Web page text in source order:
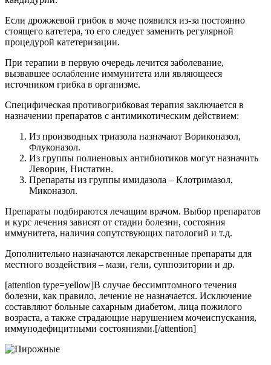
Если дрожжевой грибок в моче появился из-за постоянно
стоящего катетера, то его следует заменить регулярной
процедурой катетеризации.
При терапии в первую очередь лечится заболевание,
вызвавшее ослабление иммунитета или являющееся
источником грибка в организме.
Специфическая противогрибковая терапия заключается в
назначении препаратов с антимикотическим действием:
Из производных триазола назначают Вориконазол,
Флуконазол.
Из группы полиеновых антибиотиков могут назначить
Леворин, Нистатин.
Препараты из группы имидазола – Клотримазол,
Миконазол.
Препараты подбираются лечащим врачом. Выбор препаратов
и курс лечения зависят от стадии болезни, состояния
иммунитета, наличия сопутствующих патологий и т.д.
Дополнительно назначаются лекарственные препараты для
местного воздействия – мази, гели, суппозитории и др.
[attention type=yellow]В случае бессимптомного течения
болезни, как правило, лечение не назначается. Исключение
составляют больные сахарным диабетом, лица пожилого
возраста, а также страдающие нарушением мочеиспускания,
иммунодефицитными состояниями.[/attention]